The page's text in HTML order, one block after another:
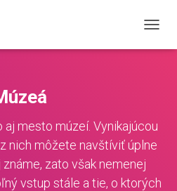
aj mesto múzeí. Vynikajúcou
nich môžete navštíviť úplne
zato však nemenej
vstup stále a tie, o ktorých